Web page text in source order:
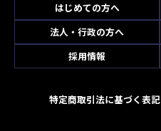
はじめての方へ
法人・行政の方へ
採用情報
特定商取引法に基づく表記